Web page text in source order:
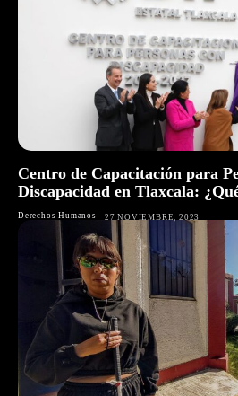
Centro de Capacitación para
Discapacidad en Tlaxcala:
Derechos Humanos 27 NOVIEMBRE, 2023